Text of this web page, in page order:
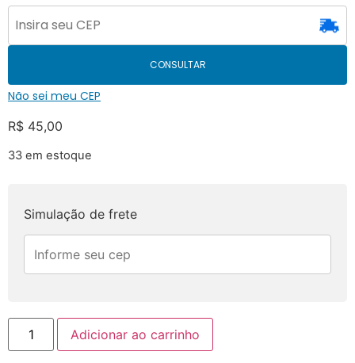
CONSULTAR
Não sei meu CEP
R$ 45,00
33 em estoque
Simulação de frete
Adicionar ao carrinho